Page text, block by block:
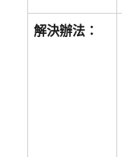
解決辦法：